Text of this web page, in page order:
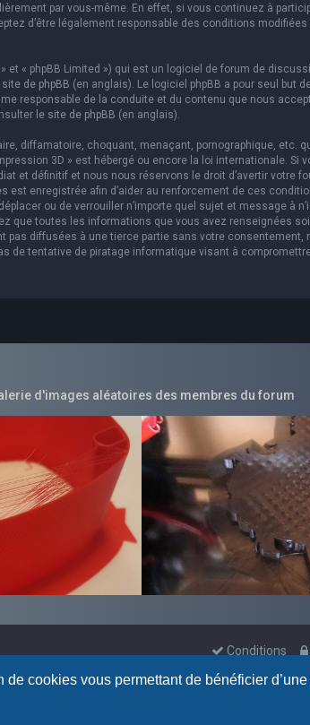
cookies vous permettant de bénéficier
par vous-même. En effet, si vous continuez à
d’être légalement responsable des conditions
et « phpBB Limited ») qui est un logiciel de forum de
site de phpBB (en anglais). Le logiciel phpBB a pour seul but
responsable de la conduite et du contenu que nous
le site de phpBB (en anglais).
diffamatoire, choquant, menaçant, pornographique, etc.
3D » est hébergé ou encore la loi internationale. Si
et définitif et nous nous réservons le droit d’avertir votre
est enregistrée afin d’aider au renforcement de ces
ou de verrouiller n’importe quel sujet et message à
que toutes les informations que vous avez renseignées
pas diffusées à une tierce partie sans votre consentement,
de tentative de piratage informatique visant à
d'images aléatoires des membres du forum
Conditions